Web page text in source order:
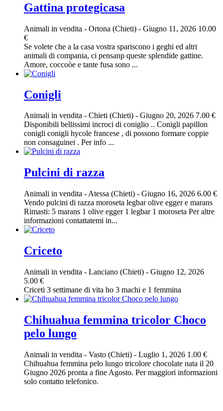
Gattina protegicasa
Animali in vendita - Ortona (Chieti) - Giugno 11, 2026 10.00
€
Se volete che a la casa vostra spariscono i geghi ed altri
animali di compania, ci pensanp queste splendide gattine.
Amore, coccoòe e tante fusa sono ...
Conigli
Animali in vendita - Chieti (Chieti) - Giugno 20, 2026 7.00 €
Disponibili bellissimi incroci di coniglio .. Conigli papillon
conigli conigli hycole francese , di possono formare coppie
non consaguinei . Per info ...
Pulcini di razza
Animali in vendita - Atessa (Chieti) - Giugno 16, 2026 6.00 €
Vendo pulcini di razza moroseta legbar olive egger e marans
Rimasti: 5 marans 1 olive egger 1 legbar 1 moroseta Per altre
informazioni contattatemi in...
Criceto
Animali in vendita - Lanciano (Chieti) - Giugno 12, 2026
5.00 €
Criceti 3 settimane di vita ho 3 machi e 1 femmina
Chihuahua femmina tricolor Choco
pelo lungo
Animali in vendita - Vasto (Chieti) - Luglio 1, 2026 1.00 €
Chihuahua femmina pelo lungo tricolore chocolate nata il 20
Giugno 2026 pronta a fine Agosto. Per maggiori informazioni
solo contatto telefonico.